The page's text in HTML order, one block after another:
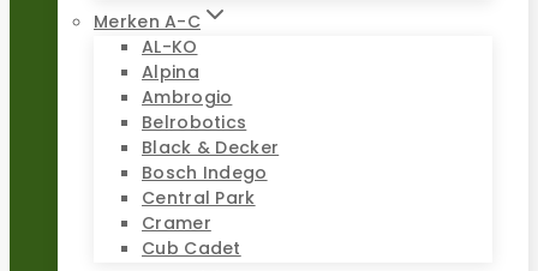
Merken A-C
AL-KO
Alpina
Ambrogio
Belrobotics
Black & Decker
Bosch Indego
Central Park
Cramer
Cub Cadet